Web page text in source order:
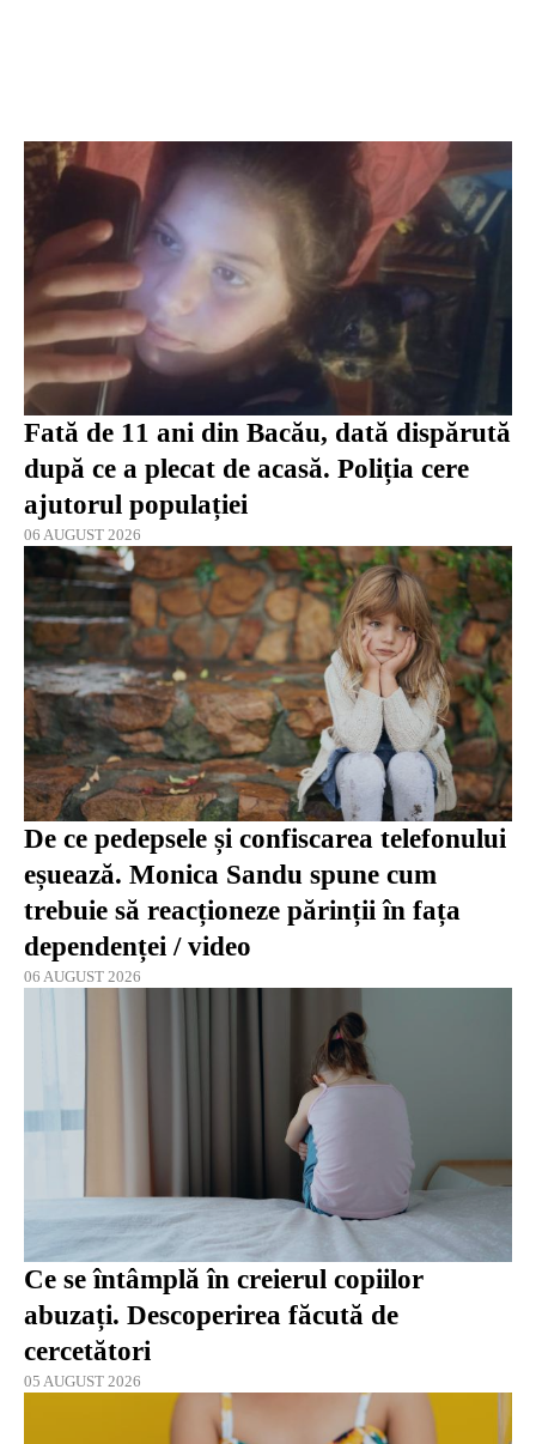
Fată de 11 ani din Bacău, dată dispărută
după ce a plecat de acasă. Poliția cere
ajutorul populației
06 AUGUST 2026
De ce pedepsele și confiscarea telefonului
eșuează. Monica Sandu spune cum
trebuie să reacționeze părinții în fața
dependenței / video
06 AUGUST 2026
Ce se întâmplă în creierul copiilor
abuzați. Descoperirea făcută de
cercetători
05 AUGUST 2026